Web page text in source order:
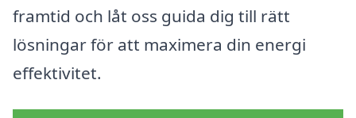
framtid och låt oss guida dig till rätt
lösningar för att maximera din energi
effektivitet.